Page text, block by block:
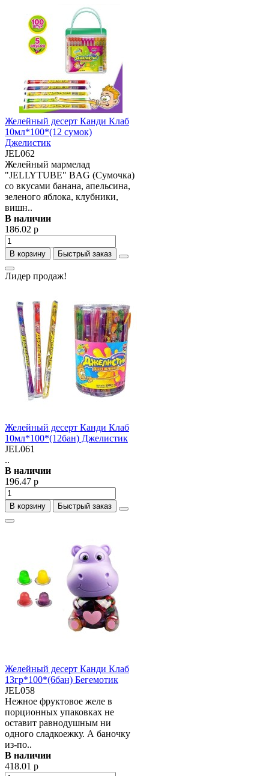
Желейный десерт Канди Клаб
10мл*100*(12 сумок)
Джелистик
JEL062
Желейный мармелад
"JELLYTUBE" BAG (Сумочка)
со вкусами банана, апельсина,
зеленого яблока, клубники,
вишн..
В наличии
186.02 р
В корзину Быстрый заказ
Лидер продаж!
Желейный десерт Канди Клаб
10мл*100*(12бан) Джелистик
JEL061
..
В наличии
196.47 р
В корзину Быстрый заказ
Желейный десерт Канди Клаб
13гр*100*(6бан) Бегемотик
JEL058
Нежное фруктовое желе в
порционных упаковках не
оставит равнодушным ни
одного сладкоежку. А баночку
из-по..
В наличии
418.01 р